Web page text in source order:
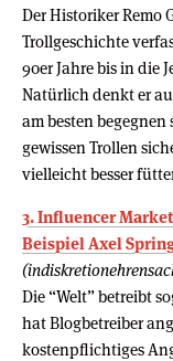
Der Historiker Remo
Trollgeschichte
90er Jahre bis in die
Natürlich denkt er
am besten begegnen
gewissen Trollen
vielleicht besser
3. Influencer
Beispiel Axel
Die “Welt” betreibt
hat Blogbetreiber
kostenpflichtiges